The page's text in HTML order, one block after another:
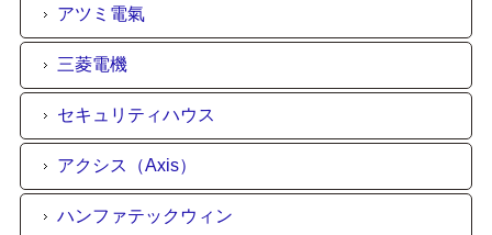
アツミ電氣
三菱電機
セキュリティハウス
アクシス（Axis）
ハンファテックウィン